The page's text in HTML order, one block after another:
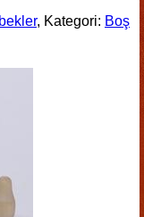
, Kategori: Boş